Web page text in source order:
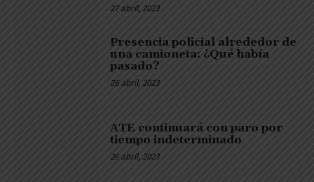
27 abril, 2023
Presencia policial alrededor de
una camioneta: ¿Qué había
pasado?
26 abril, 2023
ATE continuará con paro por
tiempo indeterminado
26 abril, 2023